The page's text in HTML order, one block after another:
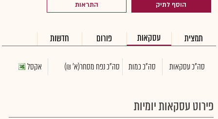
הוסף לתיק התראות
תמצית עסקאות פורום חדשות
סה"כ עסקאות סה"כ כמות סה"כ נפח מסחר(א' ₪) אקסל
פירוט עסקאות יומיות